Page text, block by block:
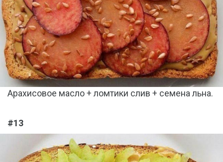
Арахисовое масло + ломтики слив + семена льна.
#13